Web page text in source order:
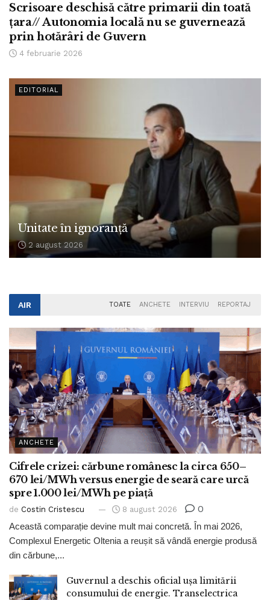
Scrisoare deschisă către primarii din toată
țara// Autonomia locală nu se guvernează
prin hotărâri de Guvern
4 februarie 2026
EDITORIAL
Unitate în ignoranță
2 august 2026
AIR TOATE ANCHETE INTERVIU REPORTAJ
ANCHETE
Cifrele crizei: cărbune românesc la circa 650–
670 lei/MWh versus energie de seară care urcă
spre 1.000 lei/MWh pe piață
de Costin Cristescu 8 august 2026 0
Această comparație devine mult mai concretă. În mai 2026,
Complexul Energetic Oltenia a reușit să vândă energie produsă
din cărbune,...
Guvernul a deschis oficial ușa limitării
consumului de energie. Transelectrica